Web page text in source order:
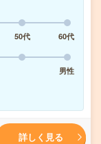
50代
60代
男性
詳しく見る